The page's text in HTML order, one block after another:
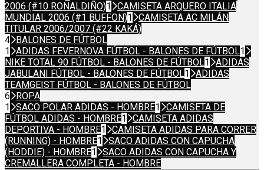
2006 (#10 RONALDIÑO)1
CAMISETA ARQUERO ITALIA
MUNDIAL 2006 (#1 BUFFON)1
CAMISETA AC MILÁN
TITULAR 2006/2007 (#22 KAKÁ)
4
BALONES DE FÚTBOL
1
ADIDAS FEVERNOVA FÚTBOL - BALONES DE FÚTBOL1
NIKE TOTAL 90 FÚTBOL - BALONES DE FÚTBOL1
ADIDAS
JABULANI FÚTBOL - BALONES DE FÚTBOL1
ADIDAS
TEAMGEIST FÚTBOL - BALONES DE FÚTBOL
6
ROPA
1
SACO POLAR ADIDAS - HOMBRE1
CAMISETA DE
FÚTBOL ADIDAS - HOMBRE1
CAMISETA ADIDAS
DEPORTIVA - HOMBRE1
CAMISETA ADIDAS PARA CORRER
(RUNNING) - HOMBRE1
SACO ADIDAS CON CAPUCHA
(HODDIE) - HOMBRE1
SACO ADIDAS CON CAPUCHA Y
CREMALLERA COMPLETA - HOMBRE